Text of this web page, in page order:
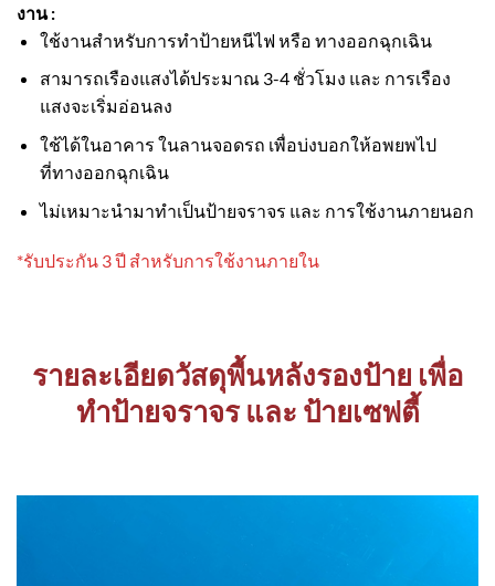
งาน :
ใช้งานสำหรับการทำป้ายหนีไฟ หรือ ทางออกฉุกเฉิน
สามารถเรืองแสงได้ประมาณ 3-4 ชั่วโมง และ การเรือง
แสงจะเริ่มอ่อนลง
ใช้ได้ในอาคาร ในลานจอดรถ เพื่อบ่งบอกให้อพยพไป
ที่ทางออกฉุกเฉิน
ไม่เหมาะนำมาทำเป็นป้ายจราจร และ การใช้งานภายนอก
*รับประกัน 3 ปี สำหรับการใช้งานภายใน
รายละเอียดวัสดุพื้นหลังรองป้าย เพื่อ
ทำป้ายจราจร และ ป้ายเซฟตี้